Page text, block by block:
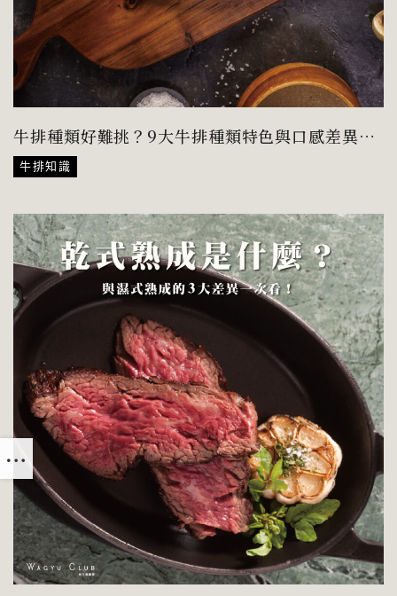
牛排知識
牛排種類好難挑？9大牛排種類特色與口感差異一
次看！